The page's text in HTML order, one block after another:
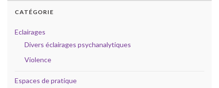
CATÉGORIE
Eclairages
Divers éclairages psychanalytiques
Violence
Espaces de pratique